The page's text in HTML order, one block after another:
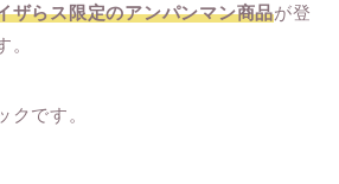
ザらス限定のアンパンマン商品が登
。
クです。